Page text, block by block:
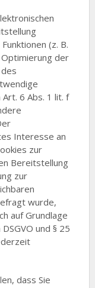
(z. B.
der
6 Abs. 1 lit. f
Interesse an
zur
Bereitstellung
zur
wurde,
auf Grundlage
und § 25
dass Sie